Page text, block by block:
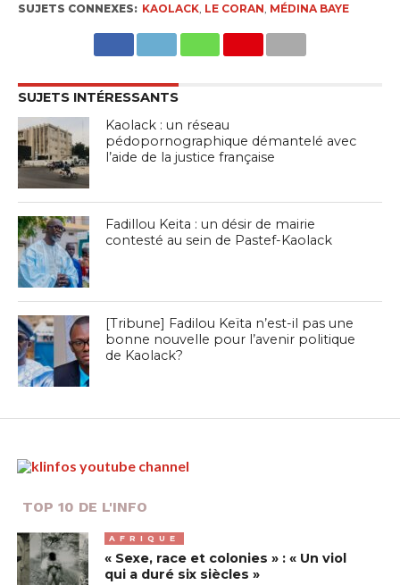
SUJETS CONNEXES: KAOLACK, LE CORAN MÉDINA BAYE
SUJETS INTÉRESSANTS
Kaolack : un réseau
pédopornographique démantelé avec
l’aide de la justice française
Fadillou Keita : un désir de mairie
contesté au sein de Pastef-Kaolack
[Tribune] Fadilou Keïta n’est-il pas une
bonne nouvelle pour l’avenir politique
de Kaolack?
TOP 10 DE L'INFO
AFRIQUE
« Sexe, race et colonies » : « Un viol
qui a duré six siècles »